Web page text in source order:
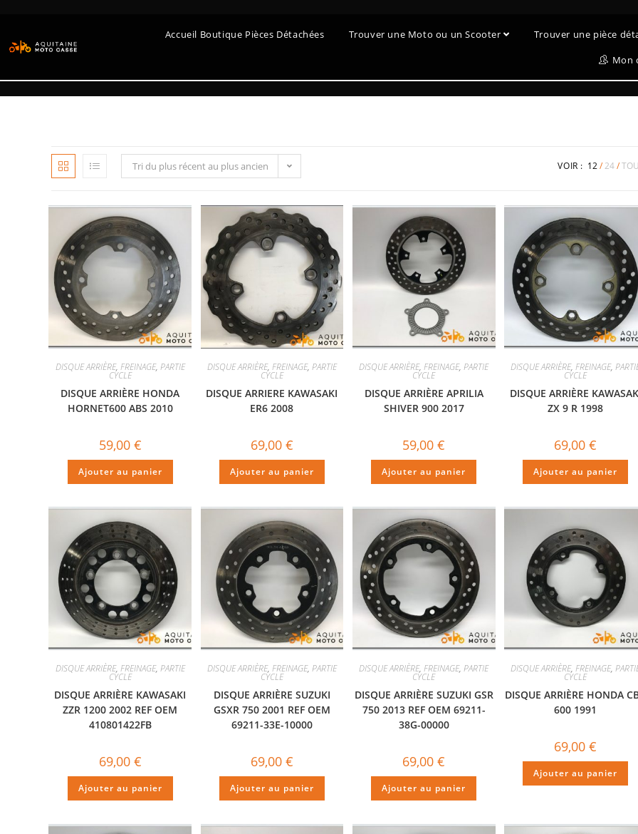
Accueil Boutique Pièces Détachées Trouver une Moto ou un Scooter
Trouver une pièce
Mon
Tri du plus récent au plus ancien VOIR : 12 24
DISQUE ARRIÈRE, FREINAGE, PARTIE
CYCLE
DISQUE ARRIÈRE HONDA
HORNET600 ABS 2010
59,00 €
Ajouter au panier
DISQUE ARRIÈRE, FREINAGE, PARTIE
CYCLE
DISQUE ARRIERE KAWASAKI
ER6 2008
69,00 €
Ajouter au panier
DISQUE ARRIÈRE,FREINAGE,PARTIE
CYCLE
DISQUE ARRIÈRE APRILIA
SHIVER 900 2017
59,00€
Ajouter au panier
DISQUE ARRIÈRE,FREINAGE,
CYCLE
DISQUE ARRIÈRE
ZX 9 R 1998
69,00€
Ajouter au panier
DISQUE ARRIÈRE, FREINAGE, PARTIE
CYCLE
DISQUE ARRIÈRE KAWASAKI
ZZR 1200 2002 REF OEM
410801422FB
69,00 €
Ajouter au panier
DISQUE ARRIÈRE, FREINAGE, PARTIE
CYCLE
DISQUE ARRIÈRE SUZUKI
GSXR 750 2001 REF OEM
69211-33E-10000
69,00 €
Ajouter au panier
DISQUE ARRIÈRE,FREINAGE,PARTIE
CYCLE
DISQUE ARRIÈRE SUZUKI GSR
750 2013 REF OEM 69211-
38G-00000
69,00€
Ajouter au panier
DISQUE ARRIÈRE,FREINAGE,
CYCLE
DISQUE ARRIÈRE HONDA
600 1991
69,00€
Ajouter au panier